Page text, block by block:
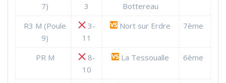
7)
3
Bottereau
R3 M (Poule
9)
3-
11
Nort sur Erdre 7ème
PR M
8-
10
La Tessoualle 6ème